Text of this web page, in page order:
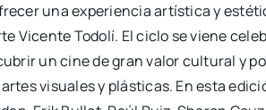
una expe­rien­cia artís­ti­ca y
Vicen­te Todo­lí. El ciclo se vie­ne
un cine de gran valor cul­tu­ral y
visua­les y plás­ti­cas. En esta